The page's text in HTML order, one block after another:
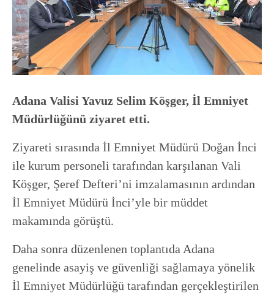
Adana Valisi Yavuz Selim Köşger, İl Emniyet
Müdürlüğünü ziyaret etti.
Ziyareti sırasında İl Emniyet Müdürü Doğan İnci
ile kurum personeli tarafından karşılanan Vali
Köşger, Şeref Defteri’ni imzalamasının ardından
İl Emniyet Müdürü İnci’yle bir müddet
makamında görüştü.
Daha sonra düzenlenen toplantıda Adana
genelinde asayiş ve güvenliği sağlamaya yönelik
İl Emniyet Müdürlüğü tarafından gerçekleştirilen